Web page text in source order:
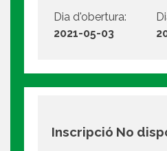
Dia d'obertura:
2021-05-03
Inscripció No